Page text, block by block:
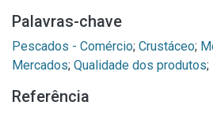
Palavras-chave
Pescados - Comércio; Crustáceo;
Mercados; Qualidade dos produtos;
Referência